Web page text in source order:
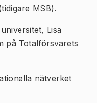
MSB).
Lisa
på Totalförsvarets
nätverket